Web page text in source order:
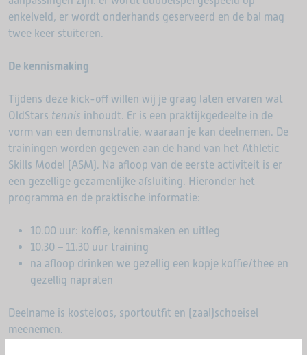
enkelveld, er wordt onderhands geserveerd en de bal mag
twee keer stuiteren.
De kennismaking
Tijdens deze kick-off willen wij je graag laten ervaren wat
OldStars tennis inhoudt. Er is een praktijkgedeelte in de
vorm van een demonstratie, waaraan je kan deelnemen. De
trainingen worden gegeven aan de hand van het Athletic
Skills Model (ASM). Na afloop van de eerste activiteit is er
een gezellige gezamenlijke afsluiting. Hieronder het
programma en de praktische informatie:
10.00 uur: koffie, kennismaken en uitleg
10.30 – 11.30 uur training
na afloop drinken we gezellig een kopje koffie/thee en
gezellig napraten
Deelname is kosteloos, sportoutfit en (zaal)schoeisel
meenemen.